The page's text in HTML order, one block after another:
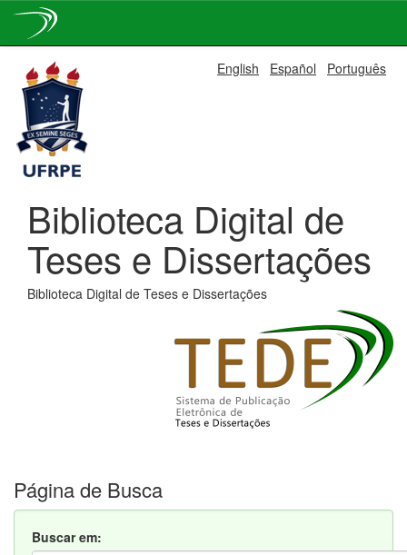
navigation
English Español Português
Biblioteca Digital de
Teses e Dissertações
Biblioteca Digital de Teses e Dissertações
Página de Busca
Buscar em: